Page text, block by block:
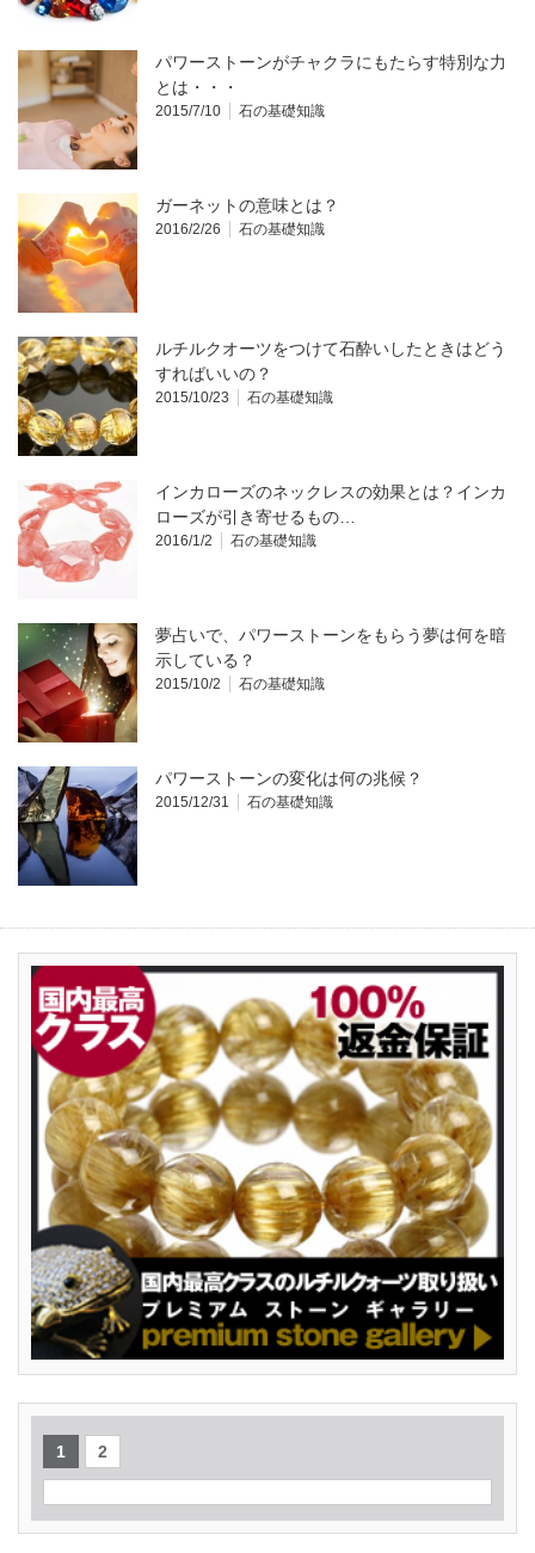
パワーストーンがチャクラにもたらす特別な力
とは・・・
2015/7/10 石の基礎知識
ガーネットの意味とは？
2016/2/26 石の基礎知識
ルチルクオーツをつけて石酔いしたときはどう
すればいいの？
2015/10/23 石の基礎知識
インカローズのネックレスの効果とは？インカ
ローズが引き寄せるもの…
2016/1/2 石の基礎知識
夢占いで、パワーストーンをもらう夢は何を暗
示している？
2015/10/2 石の基礎知識
パワーストーンの変化は何の兆候？
2015/12/31 石の基礎知識
1 2